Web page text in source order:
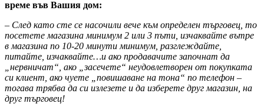
време във Вашия дом:
– След като сте се насочили вече към определен търговец, то
посетете магазина минимум 2 или 3 пъти, изчаквайте вътре
в магазина по 10-20 минути минимум, разглеждайте,
питайте, изчаквайте…и ако продавачите започнат да
„нервничат“, ако „засечете“ неудовлетворен от покупката
си клиент, ако чуете „повишаване на тона“ по телефон –
тогава трябва да си излезете и да изберете друг магазин, на
друг търговец!